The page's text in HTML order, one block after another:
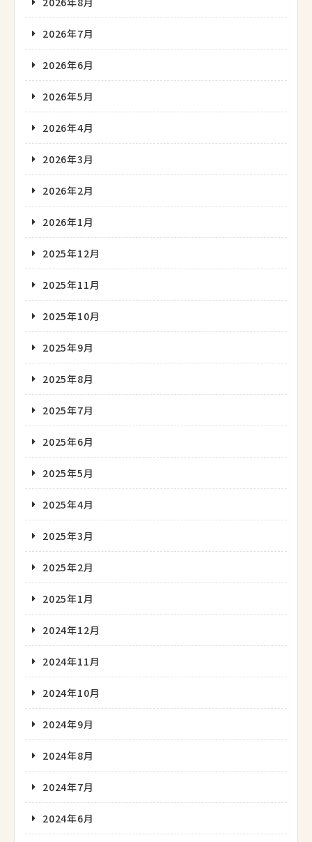
2026年7月
2026年6月
2026年5月
2026年4月
2026年3月
2026年2月
2026年1月
2025年12月
2025年11月
2025年10月
2025年9月
2025年8月
2025年7月
2025年6月
2025年5月
2025年4月
2025年3月
2025年2月
2025年1月
2024年12月
2024年11月
2024年10月
2024年9月
2024年8月
2024年7月
2024年6月